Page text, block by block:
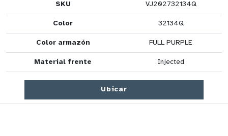
SKU VJ202732134Q
Color 32134Q
Color armazón FULL PURPLE
Material frente Injected
Ubicar